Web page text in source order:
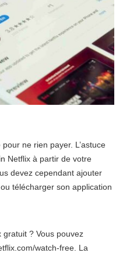
ne rien payer. L’astuce
Netflix à partir de votre
devez cependant ajouter
télécharger son application
? Vous pouvez
watch-free. La